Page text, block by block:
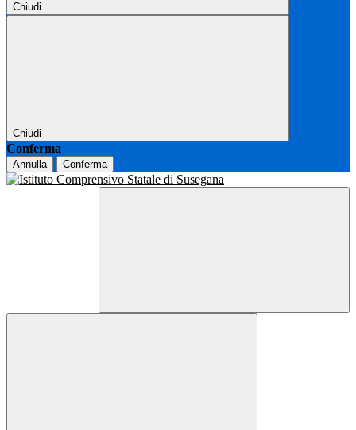
Chiudi
Chiudi
Conferma
Annulla Conferma